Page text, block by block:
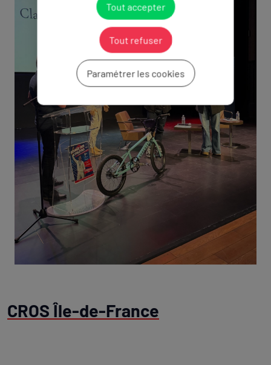
CROS Île-de-France
Tout accepter
Tout refuser
Paramétrer les cookies